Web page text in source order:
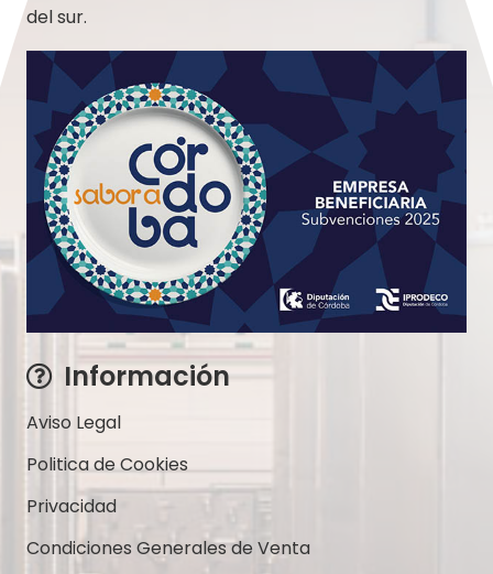
del sur.
Información
Aviso Legal
Politica de Cookies
Privacidad
Condiciones Generales de Venta